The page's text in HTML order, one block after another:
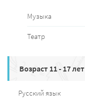
Музыка
Театр
Возраст 11 - 17 лет
Русский язык